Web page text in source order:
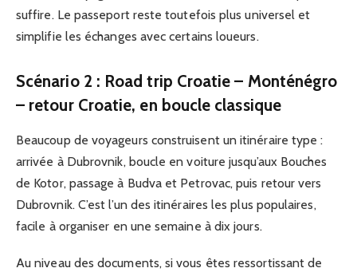
suffire. Le passeport reste toutefois plus universel et
simplifie les échanges avec certains loueurs.
Scénario 2 : Road trip Croatie – Monténégro
– retour Croatie, en boucle classique
Beaucoup de voyageurs construisent un itinéraire type :
arrivée à Dubrovnik, boucle en voiture jusqu’aux Bouches
de Kotor, passage à Budva et Petrovac, puis retour vers
Dubrovnik. C’est l’un des itinéraires les plus populaires,
facile à organiser en une semaine à dix jours.
Au niveau des documents, si vous êtes ressortissant de